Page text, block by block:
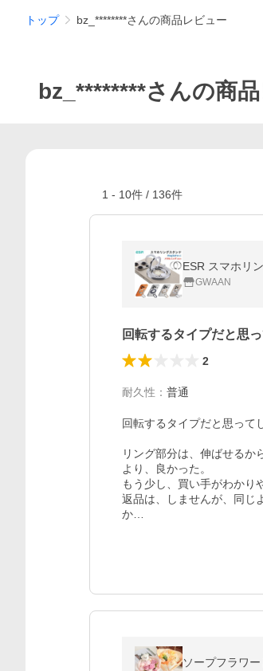
トップ bz_********さんの商品レビュー
bz_********さんの商
1 - 10件 / 136件
ESR スマホリ
GWAAN
回転するタイプだと思
2
耐久性 ： 普通
回転するタイプだと思って
リング部分は、伸ばせるか
より、良かった。
もう少し、買い手がわかり
返品は、しませんが、同じ
か…
ソープフラワ